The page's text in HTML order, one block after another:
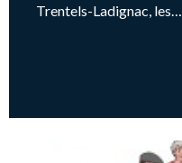
Trentels-Ladignac, les…